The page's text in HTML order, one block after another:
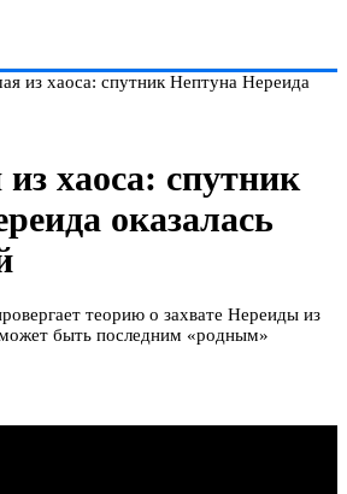
из хаоса: спутник Нептуна Нереида
хаоса: спутник
оказалась
теорию о захвате Нереиды из
быть последним «родным»